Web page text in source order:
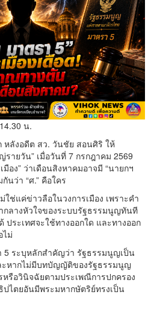
น.
หลังอดีต สว. วันชัย สอนศิริ ให้
รายวัน” เมื่อวันที่ 7 กรกฎาคม 2569
อง” ว่าเดือนสิงหาคมอาจมี “นายกฯ
นว่า “ศ.” คือใคร
ช่แค่ข่าวลือในวงการเมือง เพราะคำ
กลางหัวใจของระบบรัฐธรรมนูญทันที
ประเทศจะใช้ทางออกใด และทางออก
ม่
5 ระบุหลักสำคัญว่า รัฐธรรมนูญเป็น
ะหากไม่มีบทบัญญัติของรัฐธรรมนูญ
รือวินิจฉัยตามประเพณีการปกครอง
ไตยอันมีพระมหากษัตริย์ทรงเป็น